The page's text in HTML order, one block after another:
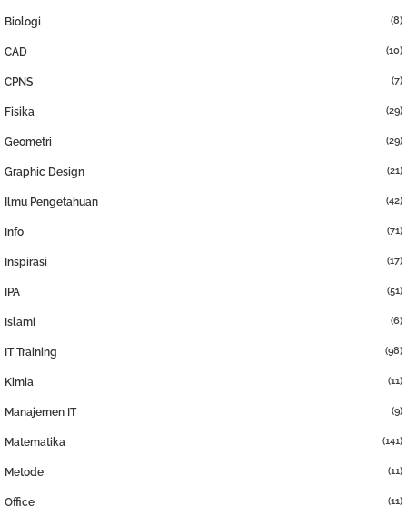
Biologi (8)
CAD (10)
CPNS (7)
Fisika (29)
Geometri (29)
Graphic Design (21)
Ilmu Pengetahuan (42)
Info (71)
Inspirasi (17)
IPA (51)
Islami (6)
IT Training (98)
Kimia (11)
Manajemen IT (9)
Matematika (141)
Metode (11)
Office (11)